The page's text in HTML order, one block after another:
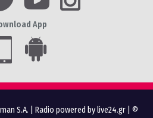
App
S.A. Radio powered by live24.gr | ©